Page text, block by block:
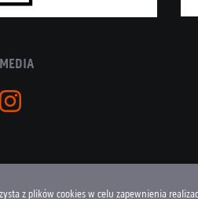
z plików cookies w celu zapewnienia